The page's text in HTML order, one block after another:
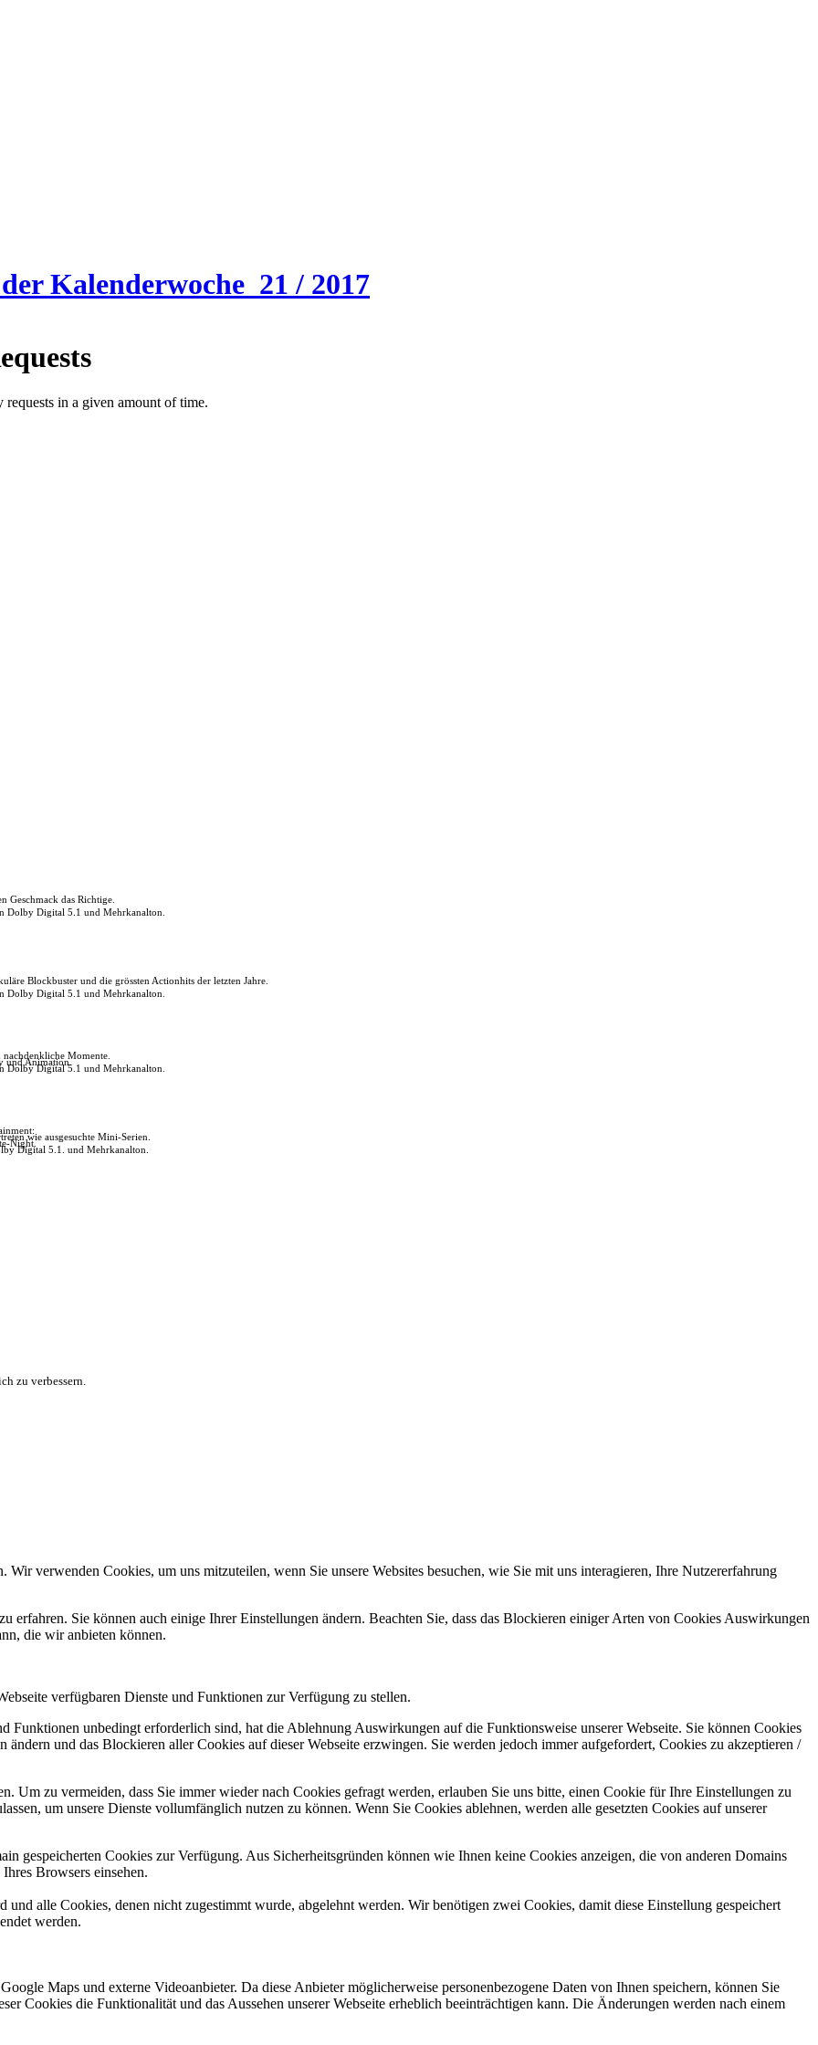
Kalenderwoche 21 / 2017
Geschmack das Richtige.
Dolby Digital 5.1 und Mehrkanalton.
Blockbuster und die grössten Actionhits der letzten Jahre.
Dolby Digital 5.1 und Mehrkanalton.
Momente.
und Animation.
Dolby Digital 5.1 und Mehrkanalton.
wie ausgesuchte Mini-Serien.
Night.
Digital 5.1. und Mehrkanalton.
zu verbessern.
verwenden Cookies, um uns mitzuteilen, wenn Sie unsere Websites besuchen, wie Sie mit uns interagieren, Ihre Nutzererfahrung
erfahren. Sie können auch einige Ihrer Einstellungen ändern. Beachten Sie, dass das Blockieren einiger Arten von Cookies Auswirkungen
die wir anbieten können.
verfügbaren Dienste und Funktionen zur Verfügung zu stellen.
Funktionen unbedingt erforderlich sind, hat die Ablehnung Auswirkungen auf die Funktionsweise unserer Webseite. Sie können Cookies
und das Blockieren aller Cookies auf dieser Webseite erzwingen. Sie werden jedoch immer aufgefordert, Cookies zu akzeptieren /
Um zu vermeiden, dass Sie immer wieder nach Cookies gefragt werden, erlauben Sie uns bitte, einen Cookie für Ihre Einstellungen zu
um unsere Dienste vollumfänglich nutzen zu können. Wenn Sie Cookies ablehnen, werden alle gesetzten Cookies auf unserer
gespeicherten Cookies zur Verfügung. Aus Sicherheitsgründen können wie Ihnen keine Cookies anzeigen, die von anderen Domains
Browsers einsehen.
alle Cookies, denen nicht zugestimmt wurde, abgelehnt werden. Wir benötigen zwei Cookies, damit diese Einstellung gespeichert
werden.
Maps und externe Videoanbieter. Da diese Anbieter möglicherweise personenbezogene Daten von Ihnen speichern, können Sie
Cookies die Funktionalität und das Aussehen unserer Webseite erheblich beeinträchtigen kann. Die Änderungen werden nach einem